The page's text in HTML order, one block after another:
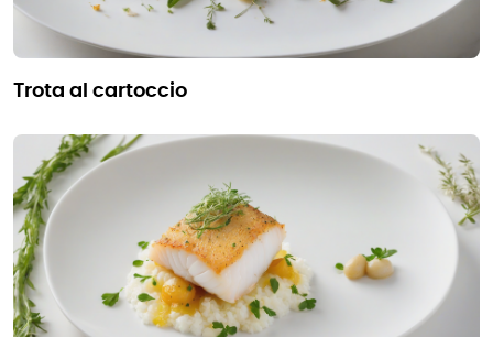
trota al cartoccio